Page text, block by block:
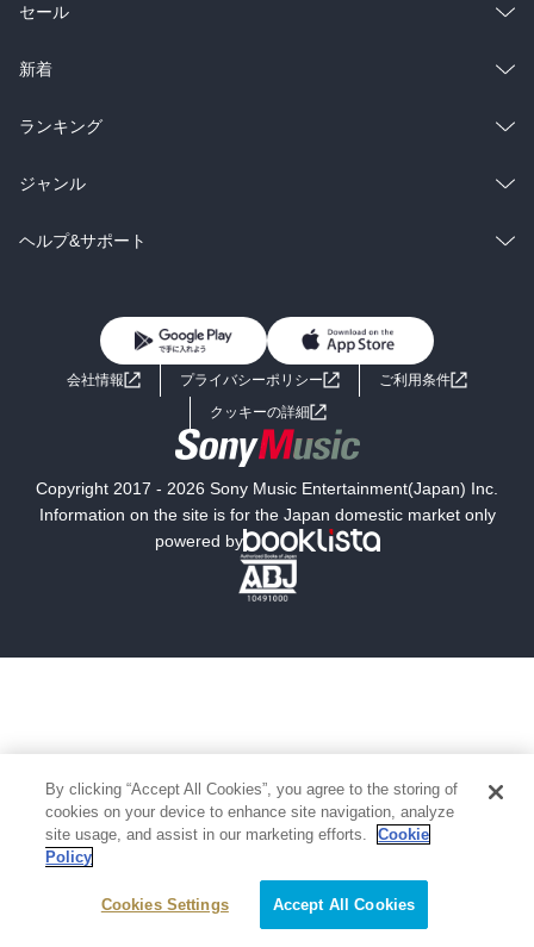
総合
ラノベ
雑誌・グラビア
BL・TL
セール
総合
ラノベ
雑誌・グラビア
BL・TL
新着
総合
ラノベ
雑誌・グラビア
ランキング
総合
ラノベ
ジャンル
コミック
ライトノベル 男子向けラノベ
小説
海外小説
ミステリー SF
文学
ビジネス・経済 サイエンス・テクノロジー
コンピュータ・情報 くらし・家庭
ファッション・美容・ダイエット
ヘルプ&サポート
よくあるご質問 お問い合わせ
会社情報 プライバシーポリシー
ご利用条件
クッキーの詳細
Copyright 2017 - 2026 Sony Music Entertainment(Japan) Inc.
Information on the site is for the Japan domestic market only
powered by
By clicking “Accept All Cookies”, you agree to the storing of
cookies on your device to enhance site navigation, analyze
site usage, and assist in our marketing efforts.
Cookie
Policy
Cookies Settings Accept All Cookies